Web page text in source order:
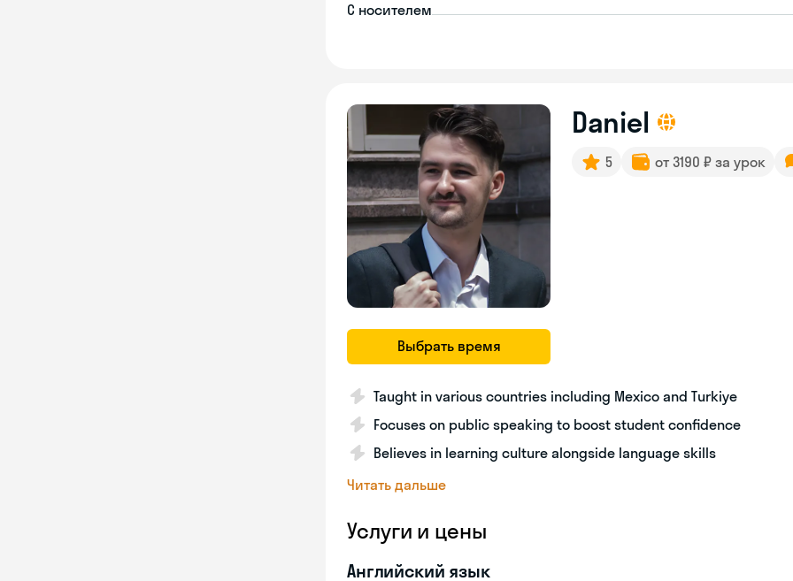
С носителем
Выбрать время
Daniel
5 от 3190 ₽ за урок
Taught in various countries including Mexico and Turkiye
Focuses on public speaking to boost student confidence
Believes in learning culture alongside language skills
Читать дальше
Услуги и цены
Английский язык